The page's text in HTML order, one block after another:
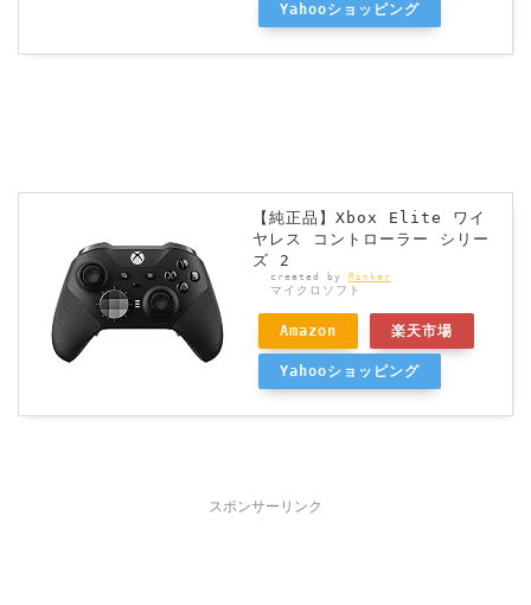
Yahooショッピング
【純正品】Xbox Elite ワイ
ヤレス コントローラー シリー
ズ 2
created by Rinker
マイクロソフト
Amazon 楽天市場
Yahooショッピング
スポンサーリンク